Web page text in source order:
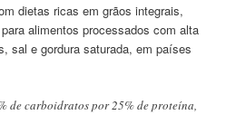
dietas ricas em grãos integrais,
alimentos processados com alta
sal e gordura saturada, em países
de carboidratos por 25% de proteína,